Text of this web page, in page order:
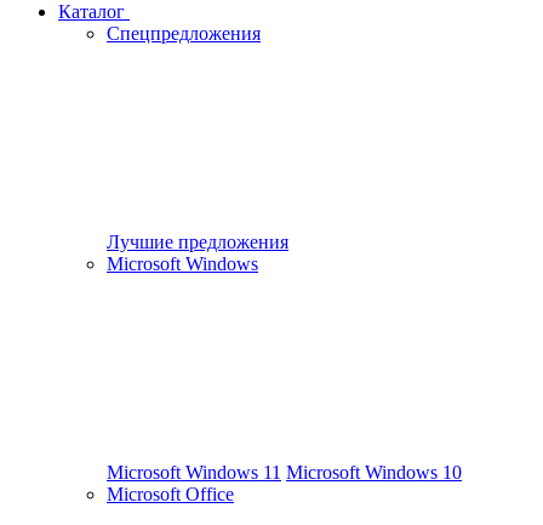
Каталог
Спецпредложения
Лучшие предложения
Microsoft Windows
Microsoft Windows 11 Microsoft Windows 10
Microsoft Office